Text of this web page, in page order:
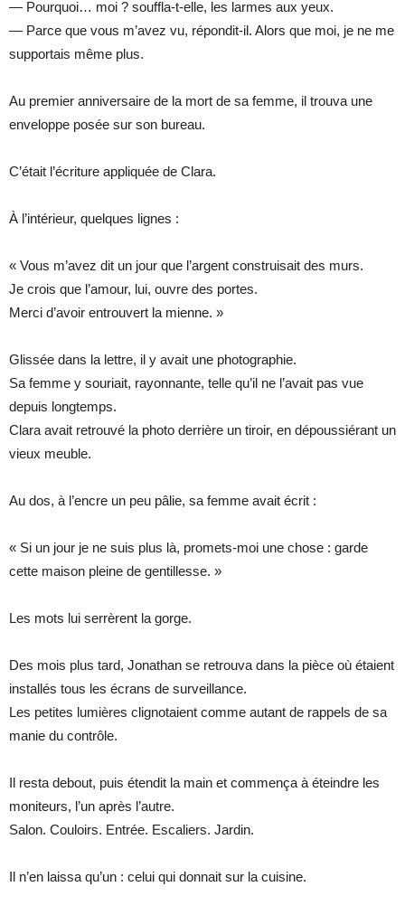
— Pourquoi… moi ? souffla-t-elle, les larmes aux yeux.
— Parce que vous m’avez vu, répondit-il. Alors que moi, je ne me
supportais même plus.
Au premier anniversaire de la mort de sa femme, il trouva une
enveloppe posée sur son bureau.
C’était l’écriture appliquée de Clara.
À l’intérieur, quelques lignes :
« Vous m’avez dit un jour que l’argent construisait des murs.
Je crois que l’amour, lui, ouvre des portes.
Merci d’avoir entrouvert la mienne. »
Glissée dans la lettre, il y avait une photographie.
Sa femme y souriait, rayonnante, telle qu’il ne l’avait pas vue
depuis longtemps.
Clara avait retrouvé la photo derrière un tiroir, en dépoussiérant un
vieux meuble.
Au dos, à l’encre un peu pâlie, sa femme avait écrit :
« Si un jour je ne suis plus là, promets-moi une chose : garde
cette maison pleine de gentillesse. »
Les mots lui serrèrent la gorge.
Des mois plus tard, Jonathan se retrouva dans la pièce où étaient
installés tous les écrans de surveillance.
Les petites lumières clignotaient comme autant de rappels de sa
manie du contrôle.
Il resta debout, puis étendit la main et commença à éteindre les
moniteurs, l’un après l’autre.
Salon. Couloirs. Entrée. Escaliers. Jardin.
Il n’en laissa qu’un : celui qui donnait sur la cuisine.